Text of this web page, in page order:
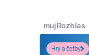
mujRozhlas
Hry a četby